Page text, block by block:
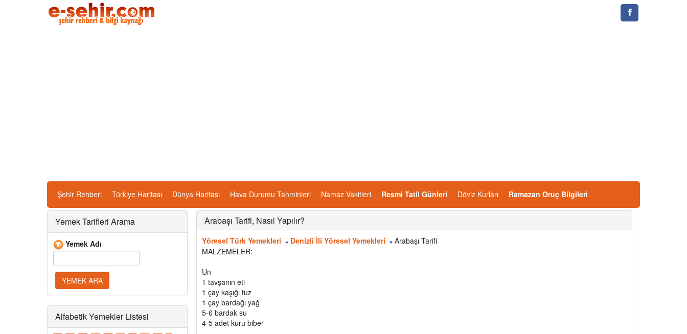
Şehir Rehberi Türkiye Haritası Dünya Haritası Hava Durumu Tahminleri Namaz Vakitleri Resmi Tatil Günleri Döviz Kurları Ramazan Oruç Bilgileri
Yemek Tarifleri Arama
Yemek Adı
Alfabetik Yemekler Listesi
Arabaşı Tarifi, Nasıl Yapılır?
Yöresel Türk Yemekleri » Denizli İli Yöresel Yemekleri » Arabaşı Tarifi
MALZEMELER:
Un
1 tavşanın eti
1 çay kaşığı tuz
1 çay bardağı yağ
5-6 bardak su
4-5 adet kuru biber